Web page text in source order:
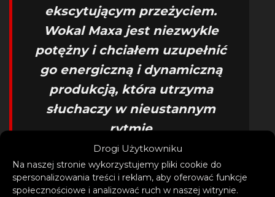
Drogi Użytkowniku
Na naszej stronie wykorzystujemy pliki cookie do
spersonalizowania treści i reklam, aby oferować funkcje
społecznościowe i analizować ruch w naszej witrynie.
ekscytującym przeżyciem.
Wokal Maxa jest niezwykle
potężny i chciałem uzupełnić
go energiczną i dynamiczną
produkcją, która utrzyma
słuchaczy w nieustannym
rytmie
– podzielił się swoimi
refleksjami na temat remiksu